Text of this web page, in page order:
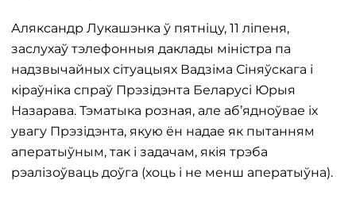
Аляксандр Лукашэнка ў пятніцу, 11 ліпеня,
заслухаў тэлефонныя даклады міністра па
надзвычайных сітуацыях Вадзіма Сіняўскага і
кіраўніка спраў Прэзідэнта Беларусі Юрыя
Назарава. Тэматыка розная, але аб’ядноўвае іх
увагу Прэзідэнта, якую ён надае як пытанням
аператыўным, так і задачам, якія трэба
рэалізоўваць доўга (хоць і не менш аператыўна).